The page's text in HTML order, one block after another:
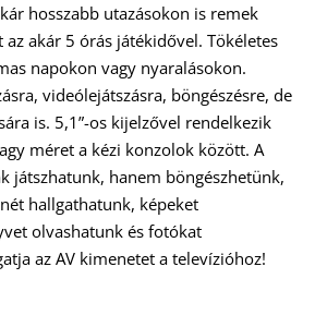
hosszabb utazásokon is remek
akár 5 órás játékidővel. Tökéletes
napokon vagy nyaralásokon.
videólejátszásra, böngészésre, de
is. 5,1”-os kijelzővel rendelkezik
méret a kézi konzolok között. A
játszhatunk, hanem böngészhetünk,
hallgathatunk, képeket
olvashatunk és fotókat
az AV kimenetet a televízióhoz!